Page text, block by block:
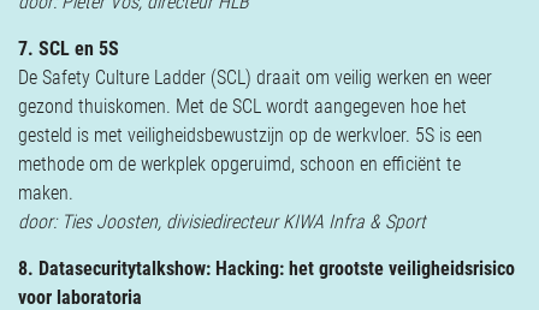
7. SCL en 5S
De Safety Culture Ladder (SCL) draait om veilig werken en weer
gezond thuiskomen. Met de SCL wordt aangegeven hoe het
gesteld is met veiligheidsbewustzijn op de werkvloer. 5S is een
methode om de werkplek opgeruimd, schoon en efficiënt te
maken.
door: Ties Joosten, divisiedirecteur KIWA Infra & Sport
8. Datasecuritytalkshow: Hacking: het grootste veiligheidsrisico
voor laboratoria